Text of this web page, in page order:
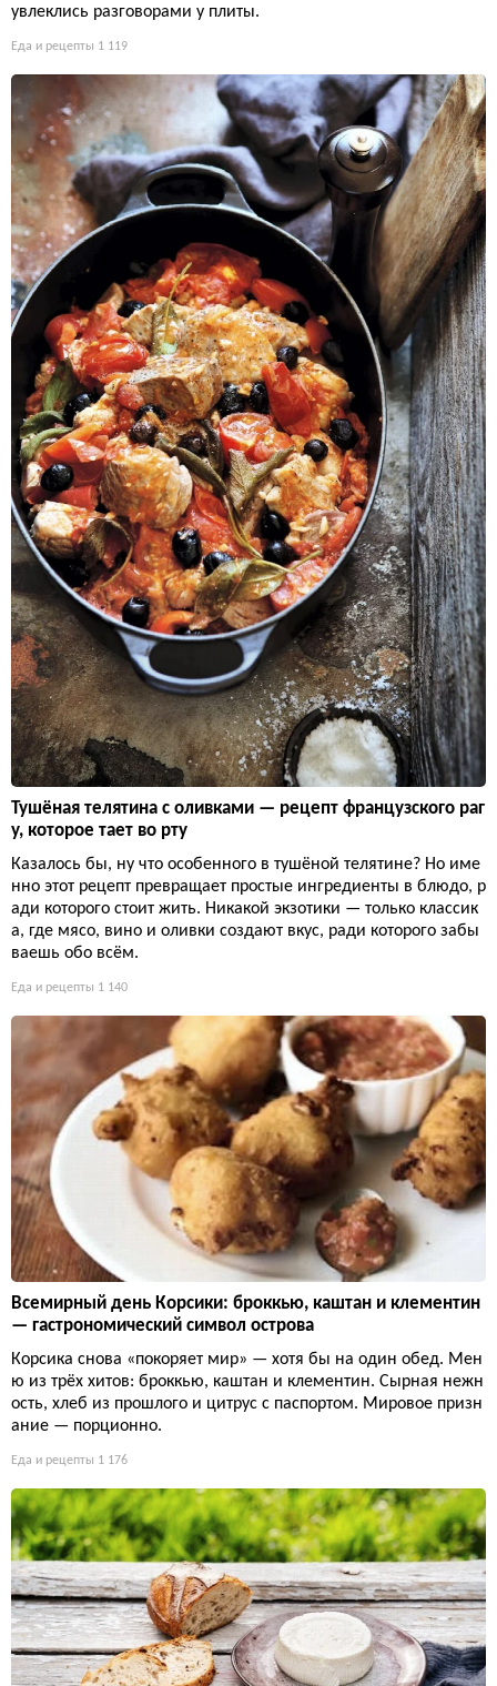
увлеклись разговорами у плиты.
Еда и рецепты 1 119
Тушёная телятина с оливками — рецепт французского раг
у, которое тает во рту
Казалось бы, ну что особенного в тушёной телятине? Но име
нно этот рецепт превращает простые ингредиенты в блюдо, р
ади которого стоит жить. Никакой экзотики — только классик
а, где мясо, вино и оливки создают вкус, ради которого забы
ваешь обо всём.
Еда и рецепты 1 140
Всемирный день Корсики: броккью, каштан и клементин
— гастрономический символ острова
Корсика снова «покоряет мир» — хотя бы на один обед. Мен
ю из трёх хитов: броккью, каштан и клементин. Сырная нежн
ость, хлеб из прошлого и цитрус с паспортом. Мировое призн
ание — порционно.
Еда и рецепты 1 176